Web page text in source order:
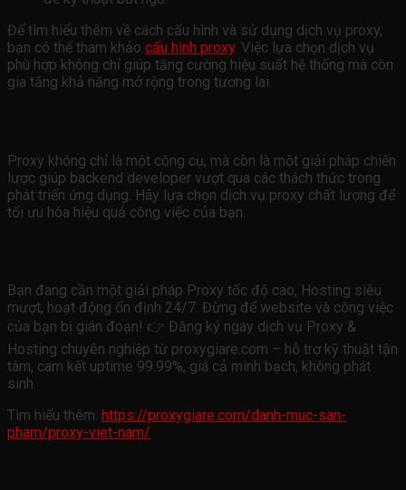
Để tìm hiểu thêm về cách cấu hình và sử dụng dịch vụ proxy,
bạn có thể tham khảo cấu hình proxy. Việc lựa chọn dịch vụ
phù hợp không chỉ giúp tăng cường hiệu suất hệ thống mà còn
gia tăng khả năng mở rộng trong tương lai.
Proxy không chỉ là một công cụ, mà còn là một giải pháp chiến
lược giúp backend developer vượt qua các thách thức trong
phát triển ứng dụng. Hãy lựa chọn dịch vụ proxy chất lượng để
tối ưu hóa hiệu quả công việc của bạn.
Bạn đang cần một giải pháp Proxy tốc độ cao, Hosting siêu
mượt, hoạt động ổn định 24/7. Đừng để website và công việc
của bạn bị gián đoạn! 👉 Đăng ký ngay dịch vụ Proxy &
Hosting chuyên nghiệp từ proxygiare.com – hỗ trợ kỹ thuật tận
tâm, cam kết uptime 99.99%, giá cả minh bạch, không phát
sinh.
Tìm hiểu thêm: https://proxygiare.com/danh-muc-san-
pham/proxy-viet-nam/